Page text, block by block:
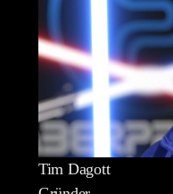
Tim Dagott